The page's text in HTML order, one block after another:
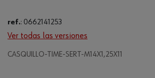
ref.: 0662141253
Ver todas las versiones
CASQUILLO-TIME-SERT-M14X1,25X11